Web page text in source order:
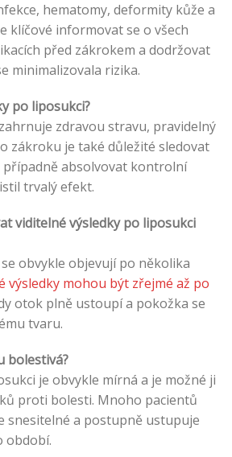
hematomy, deformity kůže a
klíčové informovat se o všech
před zákrokem a dodržovat
minimalizovala rizika.
po liposukci?
zdravou stravu, pravidelný
zákroku je také důležité sledovat
absolvovat kontrolní
trvalý efekt.
viditelné výsledky po liposukci
obvykle objevují po několika
výsledky mohou být zřejmé až po
otok plně ustoupí a pokožka se
tvaru.
bolestivá?
je obvykle mírná a je možné ji
proti bolesti. Mnoho pacientů
snesitelné a postupně ustupuje
období.